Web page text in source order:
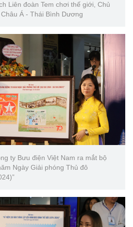
Liên đoàn Tem chơi thế giới, Chủ
Á - Thái Bình Dương
ty Bưu điện Việt Nam ra mắt bộ
Ngày Giải phóng Thủ đô